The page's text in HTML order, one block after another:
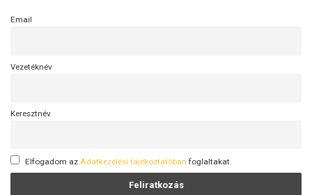
Email
Vezetéknév
Keresztnév
Elfogadom az Adatkezelési tájékoztatóban foglaltakat.